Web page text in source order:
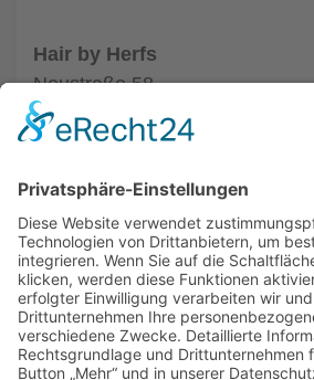
Hair by Herfs
Neustraße 58
52066 Aachen
Tel.: +49 241 63342
ALLGEMEIN